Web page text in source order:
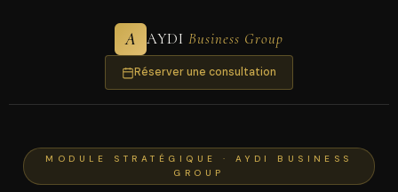
A AYDI Business Group
Réserver une consultation
MODULE STRATÉGIQUE · AYDI BUSINESS
GROUP